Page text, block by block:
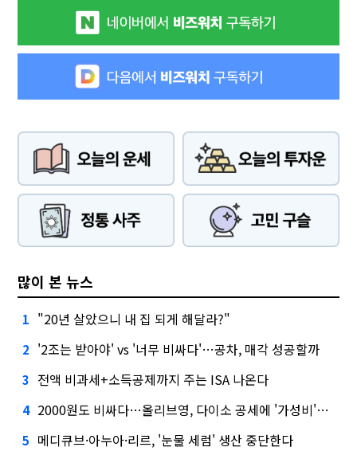
많이 본 뉴스
1 "20년 살았으니 내 집 되게 해달라?"
2 '2조는 받아야' vs '너무 비싸다'…공차, 매각 성공할까
3 전액 비과세+소득공제까지 주는 ISA 나온다
4 2000원도 비싸다…올리브영, 다이소 공세에 '가성비'로 맞불
5 메디큐브·아누아·리르, '눈물 세럼' 생산 중단한다